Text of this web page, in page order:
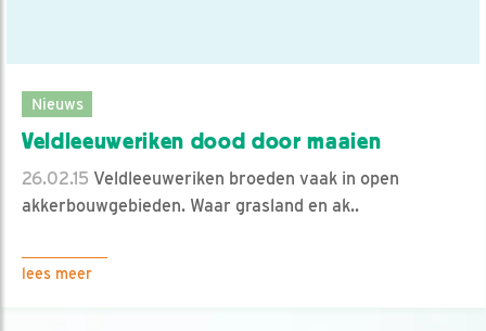
Nieuws
Veldleeuweriken dood door maaien
26.02.15 Veldleeuweriken broeden vaak in open
akkerbouwgebieden. Waar grasland en ak..
lees meer